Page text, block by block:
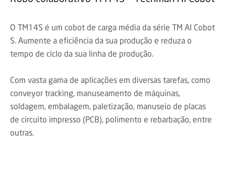
O TM14S é um cobot de carga média da série TM AI Cobot
S. Aumente a eficiência da sua produção e reduza o
tempo de ciclo da sua linha de produção.
Com vasta gama de aplicações em diversas tarefas, como
conveyor tracking, manuseamento de máquinas,
soldagem, embalagem, paletização, manuseio de placas
de circuito impresso (PCB), polimento e rebarbação, entre
outras.